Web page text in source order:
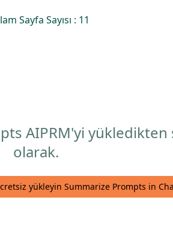
Sayfa Sayısı : 11
AIPRM'yi
olarak.
yükleyin Summarize Prompts in